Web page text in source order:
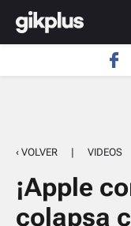
‹ VOLVER | VIDEOS
¡Apple
colapsa